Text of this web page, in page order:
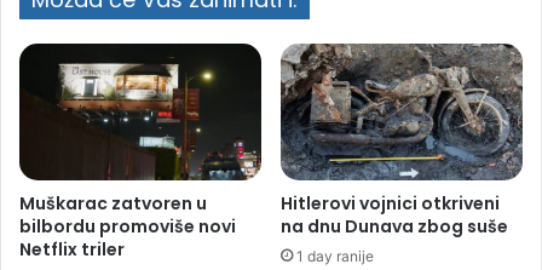
Muškarac zatvoren u
bilbordu promoviše novi
Netflix triler
Hitlerovi vojnici otkriveni
na dnu Dunava zbog suše
1 day ranije